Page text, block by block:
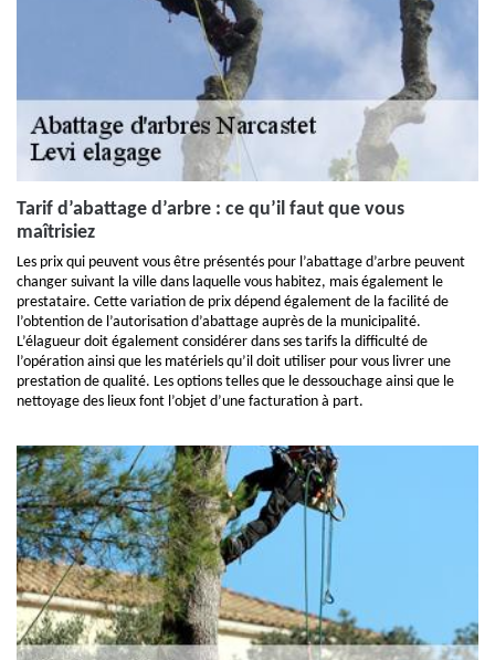
Tarif d’abattage d’arbre : ce qu’il faut que vous
maîtrisiez
Les prix qui peuvent vous être présentés pour l’abattage d’arbre peuvent
changer suivant la ville dans laquelle vous habitez, mais également le
prestataire. Cette variation de prix dépend également de la facilité de
l’obtention de l’autorisation d’abattage auprès de la municipalité.
L’élagueur doit également considérer dans ses tarifs la difficulté de
l’opération ainsi que les matériels qu’il doit utiliser pour vous livrer une
prestation de qualité. Les options telles que le dessouchage ainsi que le
nettoyage des lieux font l’objet d’une facturation à part.